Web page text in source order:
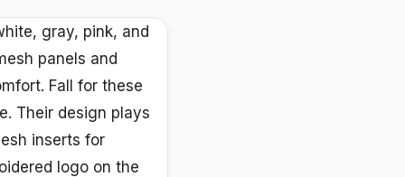
gray, pink, and
panels and
Fall for these
Their design plays
inserts for
logo on the